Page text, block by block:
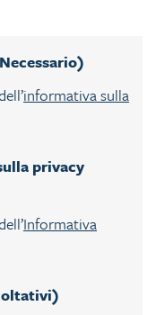
informativa sulla
privacy
Informativa